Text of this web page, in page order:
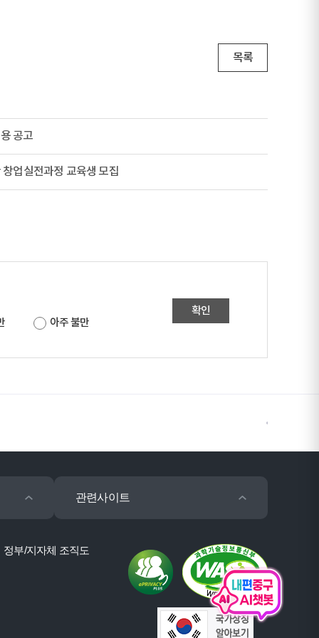
목록
공고
업실전과정 교육생 모집
아주 불만
확인
관련사이트
정부/지자체 조직도